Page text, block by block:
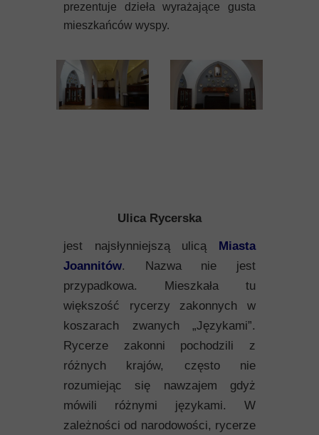
Ulica Rycerska
jest najsłynniejszą ulicą Miasta
Joannitów. Nazwa nie jest
przypadkowa. Mieszkała tu
większość rycerzy zakonnych w
koszarach zwanych „Językami”.
Rycerze zakonni pochodzili z
różnych krajów, często nie
rozumiejąc się nawzajem gdyż
mówili różnymi językami. W
zależności od narodowości, rycerze
prezentuje dzieła wyrażające gusta
mieszkańców wyspy.